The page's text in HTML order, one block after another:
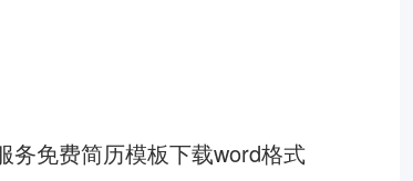
务免费简历模板下载word格式